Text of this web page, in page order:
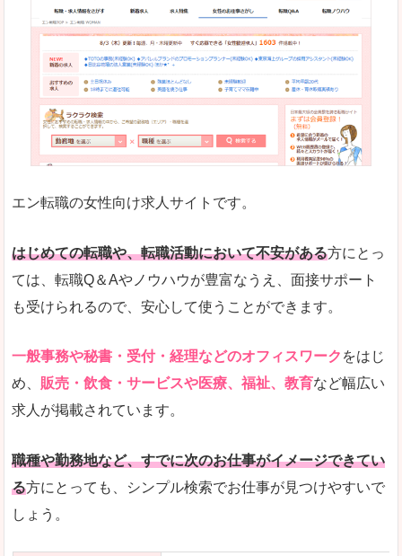
「ファッション・ブランドページ」という検索
悪いところ
事務などのオフィスワークを探している方にとっ
専門性が強い部分があるので、逆に一般的なお仕
詳しい説明
とにかく、女性ならではの職種の専門性が高いの
また、アパレル・コスメ、エステ・ネイル・美容
人気度
専門性が高いので、これらのお仕事に転職を考
リクルートグループなので、大手という安心感も
使いやすさ
検索がしやすく、求人詳細にも画像やイラストな
エン転職の女性向け求人サイトです。
はじめての転職や、転職活動において不安がある方にとっ
ては、転職Q＆Aやノウハウが豊富なうえ、面接サポート
も受けられるので、安心して使うことができます。
一般事務や秘書・受付・経理などのオフィスワーク をはじ
め、 販売・飲食・サービスや医療、福祉、教育など幅広い
求人が掲載されています。
職種や勤務地など、すでに次のお仕事がイメージできてい
る方にとっても、シンプル検索でお仕事が見つけやすいで
しょう。